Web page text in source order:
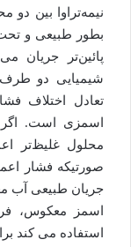
نیمه‌تراوا بین
بطور طبیعی و
پائین‌تر جریان
شیمیایی دو طرف
تعادل اختلاف
اسمزی است. اگر
محلول غلیظ‌تر
صورتیکه فشار
جریان طبیعی آب
اسمز معکوس،
استفاده می کند